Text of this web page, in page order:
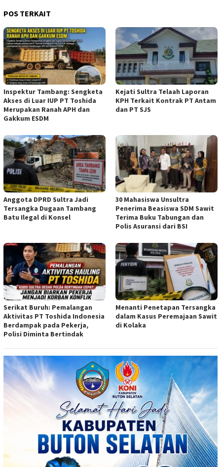
POS TERKAIT
Inspektur Tambang: Sengketa
Akses di Luar IUP PT Toshida
Merupakan Ranah APH dan
Gakkum ESDM
Kejati Sultra Telaah Laporan
KPH Terkait Kontrak PT Antam
dan PT SJS
Anggota DPRD Sultra Jadi
Tersangka Dugaan Tambang
Batu Ilegal di Konsel
30 Mahasiswa Unsultra
Penerima Beasiswa SDM Sawit
Terima Buku Tabungan dan
Polis Asuransi dari BSI
Serikat Buruh: Pemalangan
Aktivitas PT Toshida Indonesia
Berdampak pada Pekerja,
Polisi Diminta Bertindak
Menanti Penetapan Tersangka
dalam Kasus Peremajaan Sawit
di Kolaka